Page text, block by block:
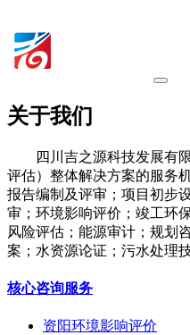
关于我们
四川吉之源科技发展有
评估）整体解决方案的服务
报告编制及评审；项目初步
审；环境影响评价；竣工环
风险评估；能源审计；规划
案；水资源论证；污水处理
核心咨询服务
资阳环境影响评价